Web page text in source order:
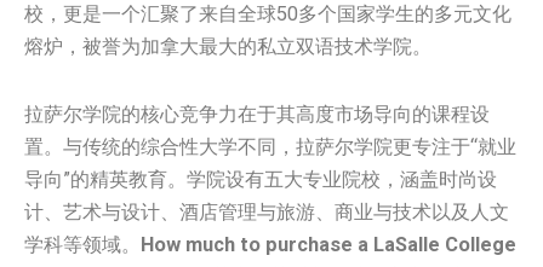
校，更是一个汇聚了来自全球50多个国家学生的多元文化
熔炉，被誉为加拿大最大的私立双语技术学院。
拉萨尔学院的核心竞争力在于其高度市场导向的课程设
置。与传统的综合性大学不同，拉萨尔学院更专注于“就业
导向”的精英教育。学院设有五大专业院校，涵盖时尚设
计、艺术与设计、酒店管理与旅游、商业与技术以及人文
学科等领域。 How much to purchase a LaSalle College